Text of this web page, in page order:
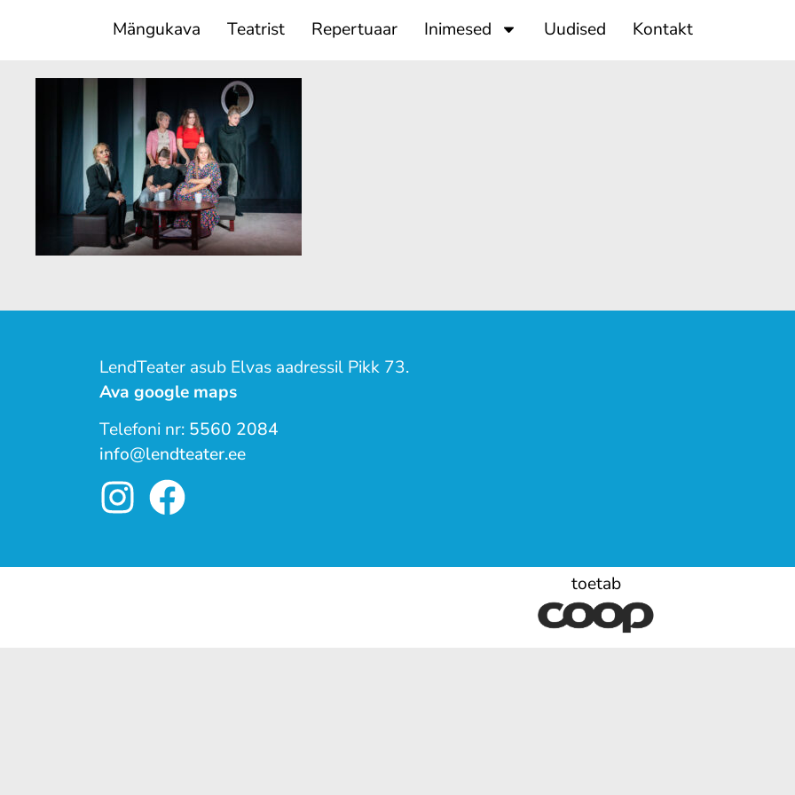
Mängukava Teatrist Repertuaar Inimesed Uudised Kontakt
LendTeater asub Elvas aadressil Pikk 73.
Ava google maps
Telefoni nr: 5560 2084
info@lendteater.ee
toetab